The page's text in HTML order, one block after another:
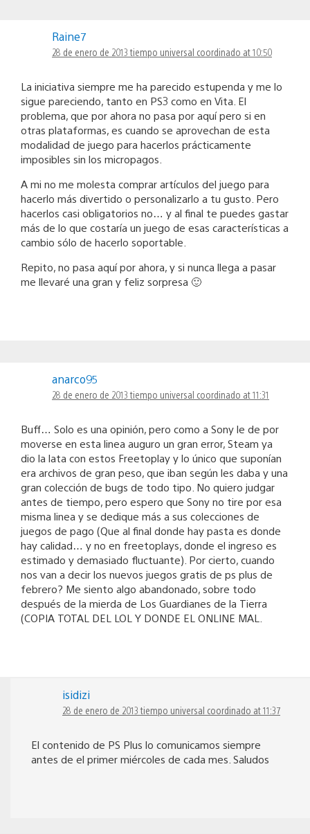
Raine7
28 de enero de 2013 tiempo universal coordinado at 10:50
La iniciativa siempre me ha parecido estupenda y me lo
sigue pareciendo, tanto en PS3 como en Vita. El
problema, que por ahora no pasa por aquí pero si en
otras plataformas, es cuando se aprovechan de esta
modalidad de juego para hacerlos prácticamente
imposibles sin los micropagos.
A mi no me molesta comprar artículos del juego para
hacerlo más divertido o personalizarlo a tu gusto. Pero
hacerlos casi obligatorios no… y al final te puedes gastar
más de lo que costaría un juego de esas características a
cambio sólo de hacerlo soportable.
Repito, no pasa aquí por ahora, y si nunca llega a pasar
me llevaré una gran y feliz sorpresa 🙂
anarco95
28 de enero de 2013 tiempo universal coordinado at 11:31
Buff… Solo es una opinión, pero como a Sony le de por
moverse en esta linea auguro un gran error, Steam ya
dio la lata con estos Freetoplay y lo único que suponían
era archivos de gran peso, que iban según les daba y una
gran colección de bugs de todo tipo. No quiero judgar
antes de tiempo, pero espero que Sony no tire por esa
misma linea y se dedique más a sus colecciones de
juegos de pago (Que al final donde hay pasta es donde
hay calidad… y no en freetoplays, donde el ingreso es
estimado y demasiado fluctuante). Por cierto, cuando
nos van a decir los nuevos juegos gratis de ps plus de
febrero? Me siento algo abandonado, sobre todo
después de la mierda de Los Guardianes de la Tierra
(COPIA TOTAL DEL LOL Y DONDE EL ONLINE MAL.
isidizi
28 de enero de 2013 tiempo universal coordinado at 11:37
El contenido de PS Plus lo comunicamos siempre
antes de el primer miércoles de cada mes. Saludos